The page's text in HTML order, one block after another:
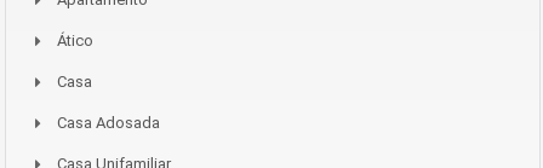
Ático
Casa
Casa Adosada
Casa Unifamiliar